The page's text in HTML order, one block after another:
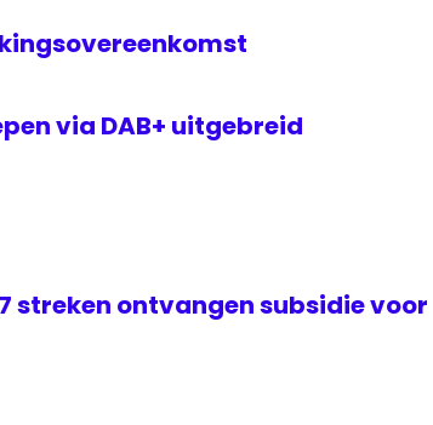
via DAB+ uitgebreid
streken ontvangen subsidie voor